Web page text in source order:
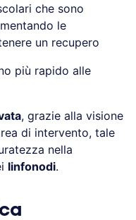
che sono
le
un recupero
più rapido alle
, grazie alla visione
di intervento, tale
nella
linfonodi.